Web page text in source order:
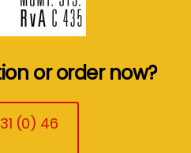
or order now?
(0) 46